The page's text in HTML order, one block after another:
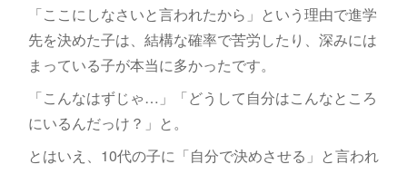
「ここにしなさいと言われたから」という理由で進学
先を決めた子は、結構な確率で苦労したり、深みには
まっている子が本当に多かったです。
「こんなはずじゃ…」「どうして自分はこんなところ
にいるんだっけ？」と。
とはいえ、10代の子に「自分で決めさせる」と言われ